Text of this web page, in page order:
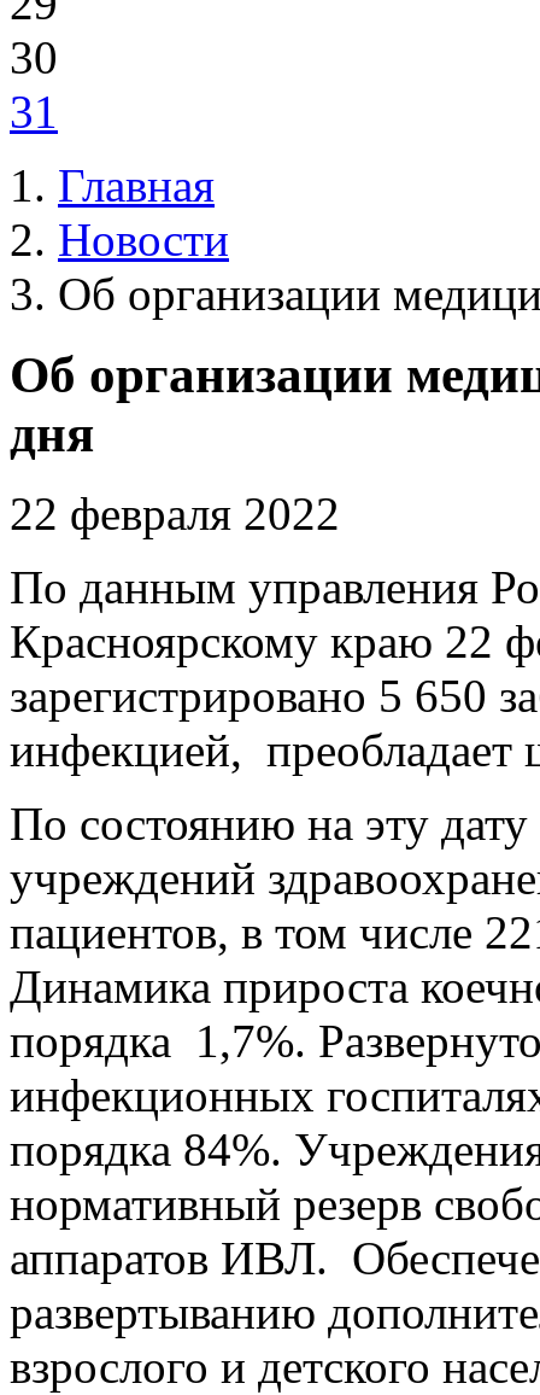
30
31
Главная
Новости
Об организации
Об организации
дня
22 февраля 2022
По данным управления
Красноярскому краю 22
зарегистрировано 5 650
инфекцией,
По состоянию на эту
учреждений
пациентов, в том числе
Динамика прироста
порядка 1,7%.
инфекционных
порядка 84%.
нормативный резерв
аппаратов ИВЛ.
развертыванию
взрослого и детского